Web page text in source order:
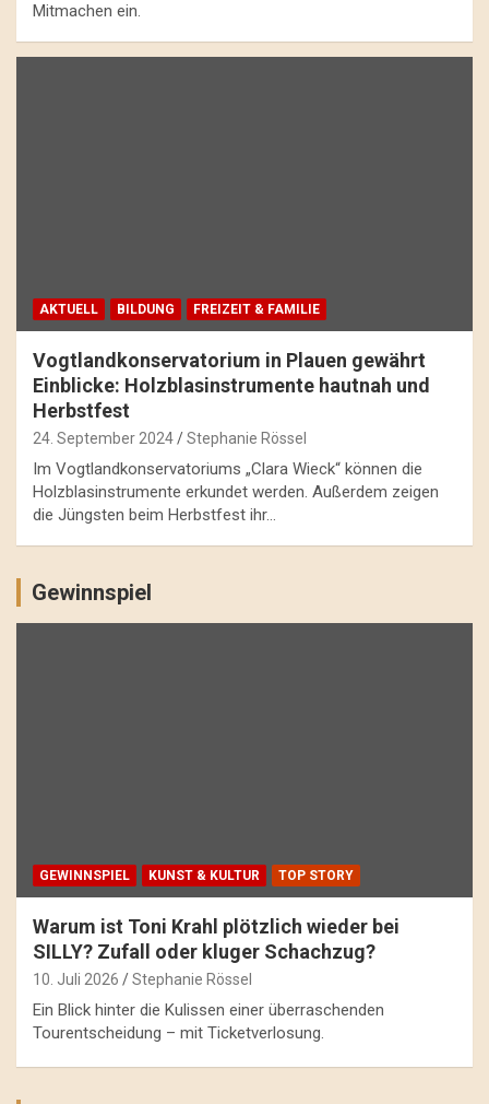
Mitmachen ein.
AKTUELL BILDUNG FREIZEIT & FAMILIE
Vogtlandkonservatorium in Plauen gewährt
Einblicke: Holzblasinstrumente hautnah und
Herbstfest
24. September 2024 Stephanie Rössel
Im Vogtlandkonservatoriums „Clara Wieck“ können die
Holzblasinstrumente erkundet werden. Außerdem zeigen
die Jüngsten beim Herbstfest ihr…
Gewinnspiel
GEWINNSPIEL KUNST & KULTUR TOP STORY
Warum ist Toni Krahl plötzlich wieder bei
SILLY? Zufall oder kluger Schachzug?
10. Juli 2026 Stephanie Rössel
Ein Blick hinter die Kulissen einer überraschenden
Tourentscheidung – mit Ticketverlosung.